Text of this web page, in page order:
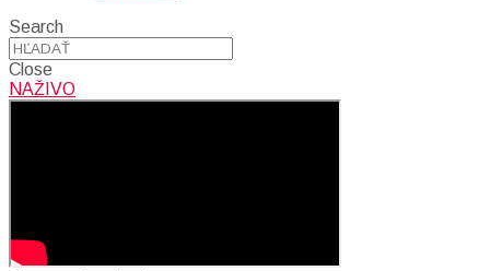
Search
Close
NAŽIVO